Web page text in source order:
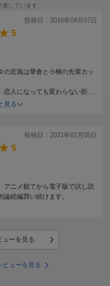
いい空間なのだろうか...。
いてきたので１巻を渡した
ヲタなので、純粋に漫画を楽
しています
投稿日：2016年04月07日
5
の宏嵩は華倉と小柳の先輩カッ
人になっても変わらない距離
レンマを感じたり…?
ンとニヤニヤ詰め込みすぎで
に気持ちがわかりますｗ
す。
見る
投稿日：2021年02月05日
5
アニメ観てから電子版で試し読
続編買い続けます。
ューを見る
ビューを見る